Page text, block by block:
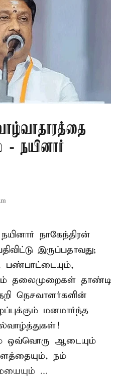
- நயினார்
நாகேந்திரன்
இருப்பதாவது;
பண்பாட்டையும்,
தலைமுறைகள் தாண்டி
நெசவாளர்களின்
மனமார்ந்த
ஒவ்வொரு ஆடையும்
நம்
...